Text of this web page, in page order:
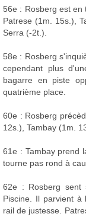
56e : Rosberg est en
Patrese (1m. 15s.),
Serra (-2t.).
58e : Rosberg
cependant plus
bagarre en piste
quatrième place.
60e : Rosberg
12s.), Tambay (1m.
61e : Tambay prend
tourne pas rond à
62e : Rosberg sent
Piscine. Il parvient
rail de justesse.